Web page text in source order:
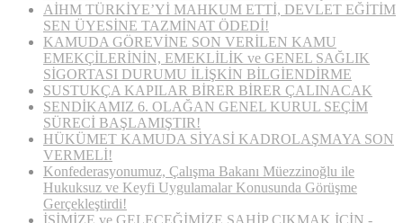
AİHM TÜRKİYE’Yİ MAHKUM ETTİ, DEVLET EĞİTİM
SEN ÜYESİNE TAZMİNAT ÖDEDİ!
KAMUDA GÖREVİNE SON VERİLEN KAMU
EMEKÇİLERİNİN, EMEKLİLİK ve GENEL SAĞLIK
SİGORTASI DURUMU İLİŞKİN BİLGİENDİRME
SUSTUKÇA KAPILAR BİRER BİRER ÇALINACAK
SENDİKAMIZ 6. OLAĞAN GENEL KURUL SEÇİM
SÜRECİ BAŞLAMIŞTIR!
HÜKÜMET KAMUDA SİYASİ KADROLAŞMAYA SON
VERMELİ!
Konfederasyonumuz, Çalışma Bakanı Müezzinoğlu ile
Hukuksuz ve Keyfi Uygulamalar Konusunda Görüşme
Gerçekleştirdi!
İŞİMİZE ve GELECEĞİMİZE SAHİP ÇIKMAK İÇİN ­­­